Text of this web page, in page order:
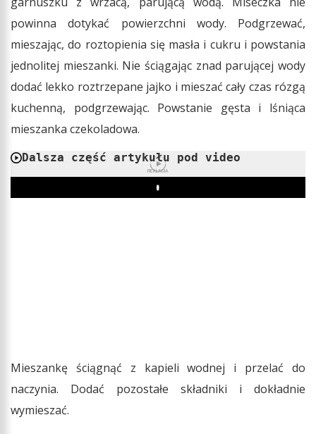
powinna dotykać powierzchni wody. Podgrzewać,
mieszając, do roztopienia się masła i cukru i powstania
jednolitej mieszanki. Nie ściągając znad parującej wody
dodać lekko roztrzepane jajko i mieszać cały czas rózgą
kuchenną, podgrzewając. Powstanie gęsta i lśniąca
mieszanka czekoladowa.
Dalsza część artykułu pod video
REKLAMA
Play
Mieszankę ściągnąć z kapieli wodnej i przelać do
naczynia. Dodać pozostałe składniki i dokładnie
wymieszać.